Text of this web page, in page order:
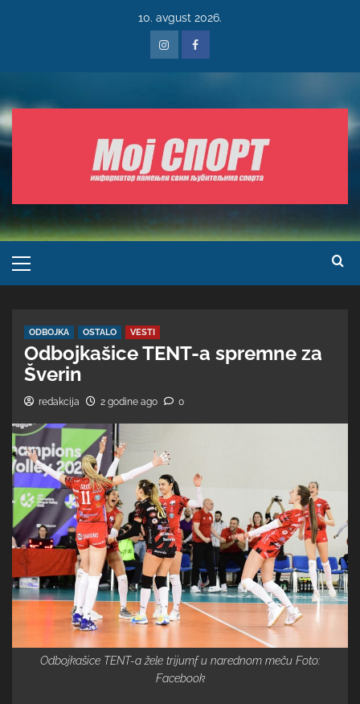
10. avgust 2026.
ODBOJKA OSTALO VESTI
Odbojkašice TENT-a spremne za
Šverin
redakcija 2 godine ago 0
Odbojkašice TENT-a žele trijumf u narednom meču Foto:
Facebook